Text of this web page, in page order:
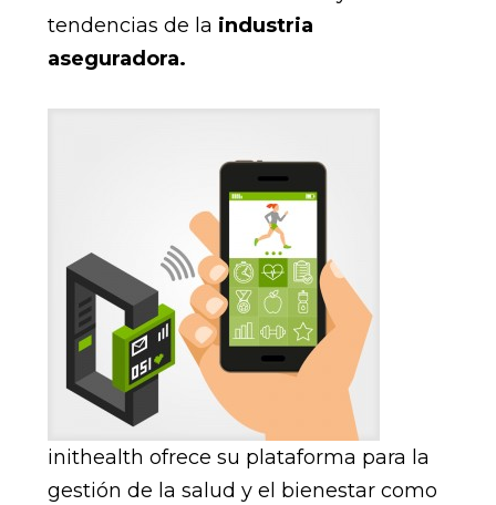
tendencias de la industria
aseguradora.
inithealth ofrece su plataforma para la
gestión de la salud y el bienestar como